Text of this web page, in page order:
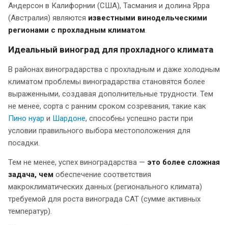
Андерсон в Калифорнии (США), Тасмания и долина Ярра
(Австралия) являются известными винодельческими
регионами с прохладным климатом.
Идеальный виноград для прохладного климата
В районах виноградарства с прохладным и даже холодным
климатом проблемы виноградарства становятся более
выраженными, создавая дополнительные трудности. Тем
не менее, сорта с ранним сроком созревания, такие как
Пино нуар и Шардоне, способны успешно расти при
условии правильного выбора местоположения для
посадки.
Тем не менее, успех виноградарства — это более сложная
задача, чем обеспечение соответствия
макроклиматических данных (регионального климата)
требуемой для роста винограда САТ (сумме активных
температур).